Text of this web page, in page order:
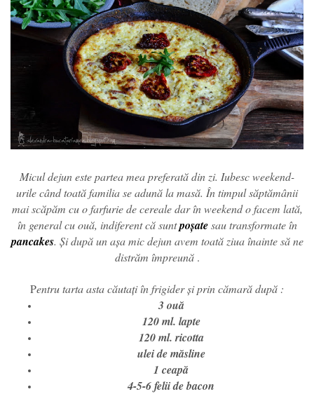
Micul dejun este partea mea preferată din zi. Iubesc weekend-
urile când toată familia se adună la masă. În timpul săptămânii
mai scăpăm cu o farfurie de cereale dar în weekend o facem lată,
în general cu ouă, indiferent că suntpoșatesau transformate în
pancakes. Și după un așa mic dejun avem toată ziua înainte să ne
distrăm împreună .
Pentru tarta asta căutați în frigider și prin cămară după :
3 ouă
120 ml. lapte
120 ml. ricotta
ulei de măsline
1 ceapă
4-5-6 felii de bacon